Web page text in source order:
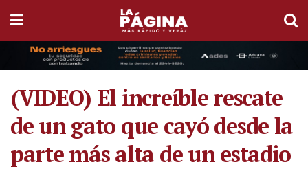
(VIDEO) El increíble rescate
de un gato que cayó desde la
parte más alta de un estadio